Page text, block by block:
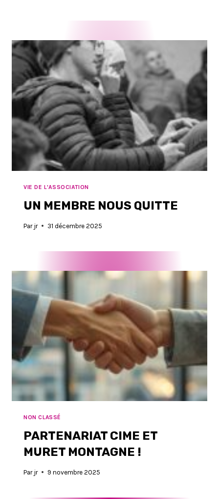
VIE DE L'ASSOCIATION
UN MEMBRE NOUS QUITTE
Par jr 31 décembre 2025
NON CLASSÉ
PARTENARIAT CIME ET
MURET MONTAGNE !
Par jr 9 novembre 2025